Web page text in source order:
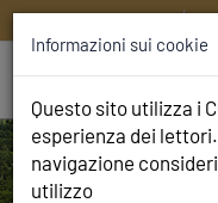
HOME
Informazioni sui cookie
Questo sito utilizza i
esperienza dei
navigazione
utilizzo